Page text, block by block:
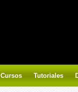
Cursos Tutoriales